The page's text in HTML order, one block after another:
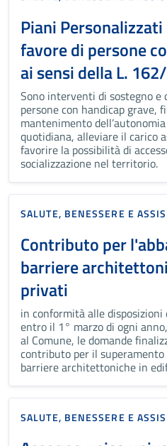
Piani
favore di persone
ai sensi della L.
Sono interventi di sostegno e
persone con handicap grave,
mantenimento
quotidiana, alleviare il carico
favorire la possibilità di
socializzazione nel territorio.
SALUTE, BENESSERE E
Contributo per
barriere
privati
in conformità alle disposizioni
entro il 1° marzo di ogni
al Comune, le domande
contributo per il superamento
barriere architettoniche in
SALUTE, BENESSERE E